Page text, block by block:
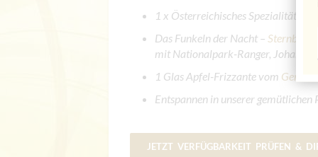
1 x Österreichisches
Das Funkeln der Nacht –
mit Nationalpark-Ranger,
1 Glas Apfel-Frizzante vom
Entspannen in unserer gemütlichen
JETZT VERFÜGBARKEIT PRÜFEN &